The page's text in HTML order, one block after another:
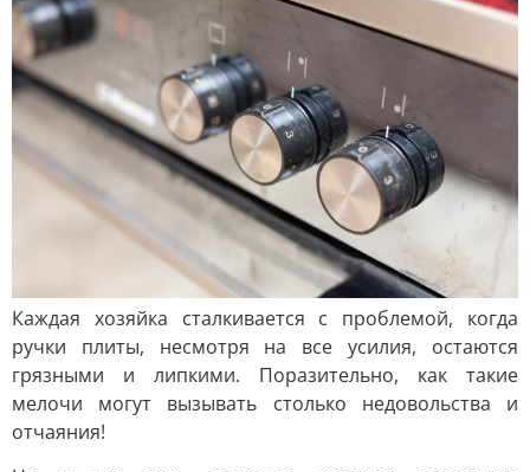
Каждая хозяйка сталкивается с проблемой, когда
ручки плиты, несмотря на все усилия, остаются
грязными и липкими. Поразительно, как такие
мелочи могут вызывать столько недовольства и
отчаяния!